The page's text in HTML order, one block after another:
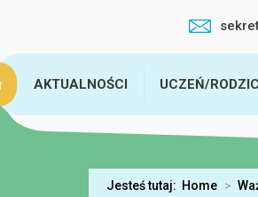
AKTUALNOŚCI UCZEŃ/RODZIC
Jesteś tutaj: Home >